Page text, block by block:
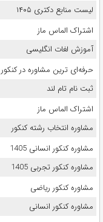
لیست منابع دکتری ۱۴۰۵
اشتراک الماس ماز
آموزش لغات انگلیسی
حرفه‌ای ترین مشاوره در کنکور
ثبت نام تام لند
اشتراک الماس ماز
مشاوره انتخاب رشته کنکور
مشاوره کنکور انسانی 1405
مشاوره کنکور تجربی 1405
مشاوره کنکور ریاضی
مشاوره کنکور انسانی